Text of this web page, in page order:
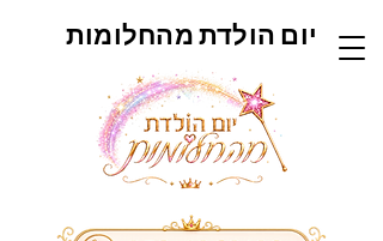
יום הולדת מהחלומות